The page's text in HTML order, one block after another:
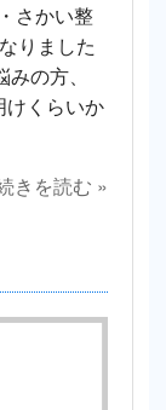
さかい整
りました
の方、
けくらいか
きを読む »